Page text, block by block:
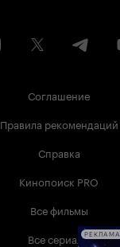
Соглашение
Правила рекомендаций
Справка
Кинопоиск PRO
Все фильмы
Все сериалыРЕКЛАМА